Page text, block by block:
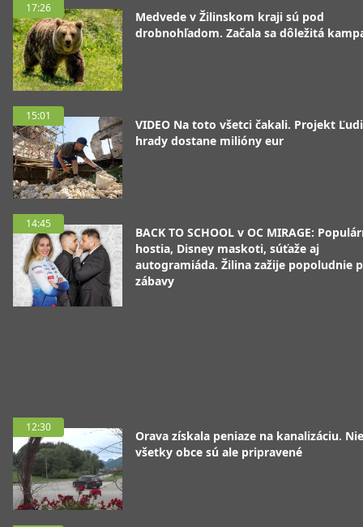
17:26
Medvede v Žilinskom kraji sú pod
drobnohľadom. Začala sa dôležitá
15:01
VIDEO Na toto všetci čakali. Projekt
hrady dostane milióny eur
14:45
BACK TO SCHOOL v OC MIRAGE:
hostia, Disney maskoti, súťaže aj
autogramiáda. Žilina zažije popoludnie
zábavy
12:30
Orava získala peniaze na kanalizáciu. Nie
všetky obce sú ale pripravené